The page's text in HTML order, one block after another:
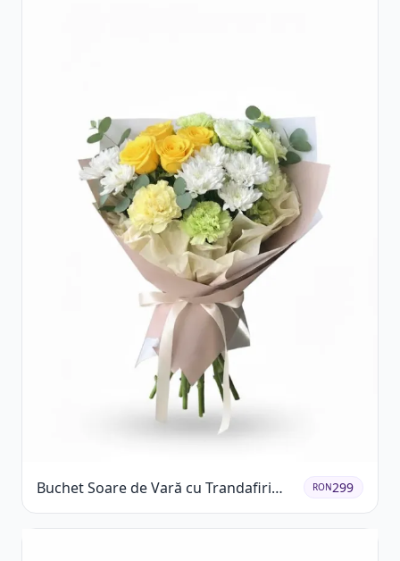
Buchet Soare de Vară cu Trandafiri
Galbeni și Crizanteme Albe
RON299